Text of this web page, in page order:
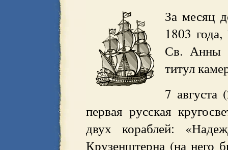
За месяц
1803
Св. Анны
титул
7 августа
первая русская
двух кораблей:
Крузенштерна (на него